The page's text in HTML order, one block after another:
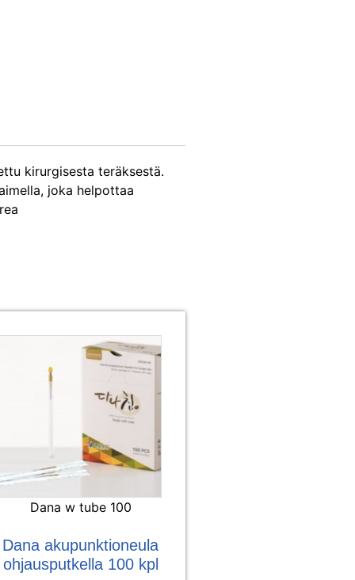
kirurgisesta teräksestä.
joka helpottaa
Dana w tube 100
Dana akupunktioneula
ohjausputkella 100 kpl